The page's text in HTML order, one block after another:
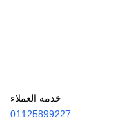
خدمة العملاء
01125899227